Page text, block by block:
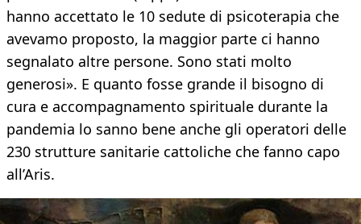
hanno accettato le 10 sedute di psicoterapia che
avevamo proposto, la maggior parte ci hanno
segnalato altre persone. Sono stati molto
generosi». E quanto fosse grande il bisogno di
cura e accompagnamento spirituale durante la
pandemia lo sanno bene anche gli operatori delle
230 strutture sanitarie cattoliche che fanno capo
all’Aris.